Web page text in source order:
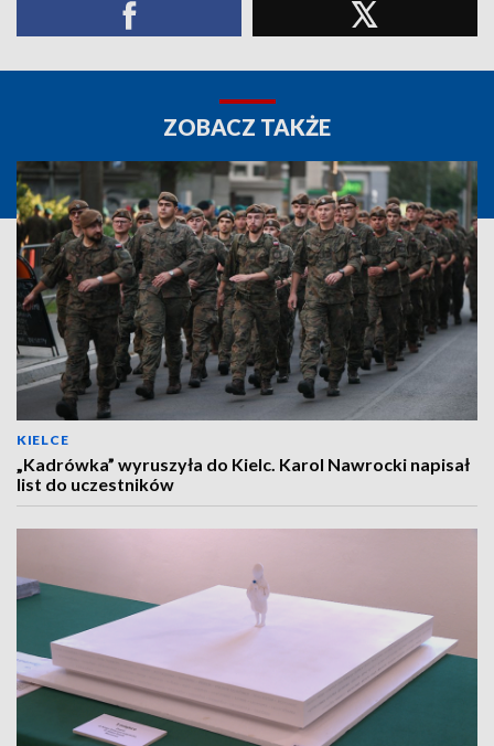
ZOBACZ TAKŻE
KIELCE
„Kadrówka” wyruszyła do Kielc. Karol Nawrocki napisał
list do uczestników